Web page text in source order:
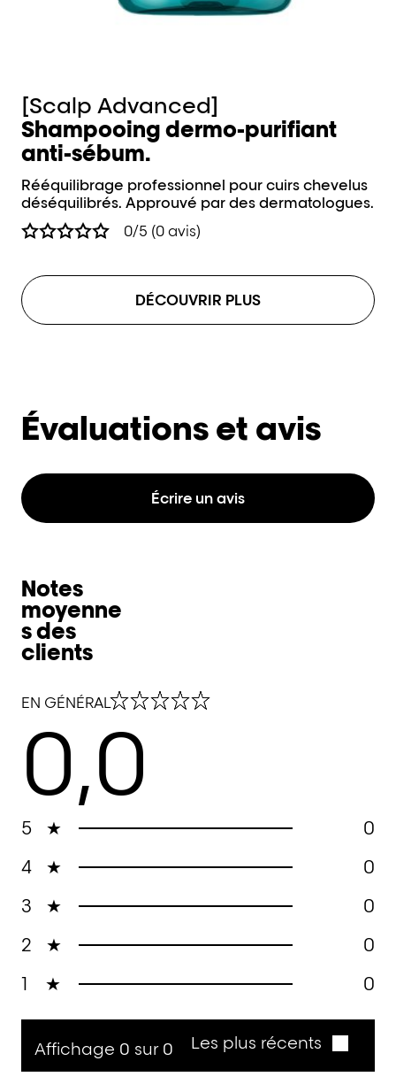
[Scalp Advanced]
Shampooing dermo-purifiant
anti-sébum.
Rééquilibrage professionnel pour cuirs chevelus
déséquilibrés. Approuvé par des dermatologues.
0/5 (0 avis)
DÉCOUVRIR PLUS
Évaluations et avis
Écrire un avis
5 ★
0
4
★
0
3
★
0
2
★
0
1
★ 0
Notes
moyenne
s des
clients
EN GÉNÉRAL
0,0 out of 5 stars
0,0
Affichage 0 sur 0 Les plus récents